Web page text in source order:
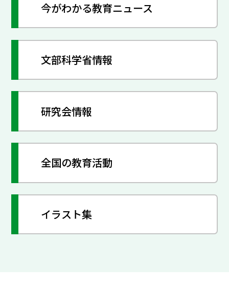
今がわかる教育ニュース
文部科学省情報
研究会情報
全国の教育活動
イラスト集